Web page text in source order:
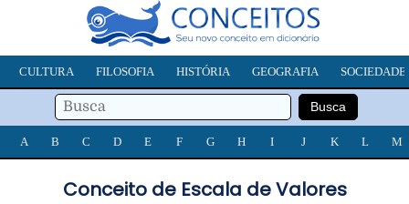
CULTURA FILOSOFIA HISTÓRIA GEOGRAFIA SOCIEDADE
A B C D E F G H I J K L M
Conceito de Escala de Valores